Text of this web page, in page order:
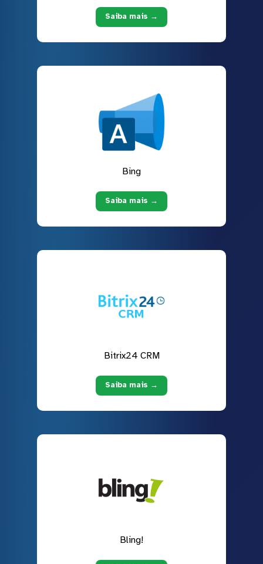
Saiba mais →
Bing
Saiba mais →
Bitrix24 CRM
Saiba mais →
Bling!